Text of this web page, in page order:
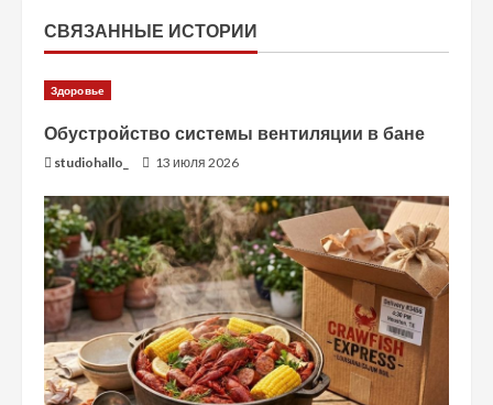
ь
ч
т
е
н
и
е
СВЯЗАННЫЕ ИСТОРИИ
Здоровье
Обустройство системы вентиляции в бане
studiohallo_ 13 июля 2026